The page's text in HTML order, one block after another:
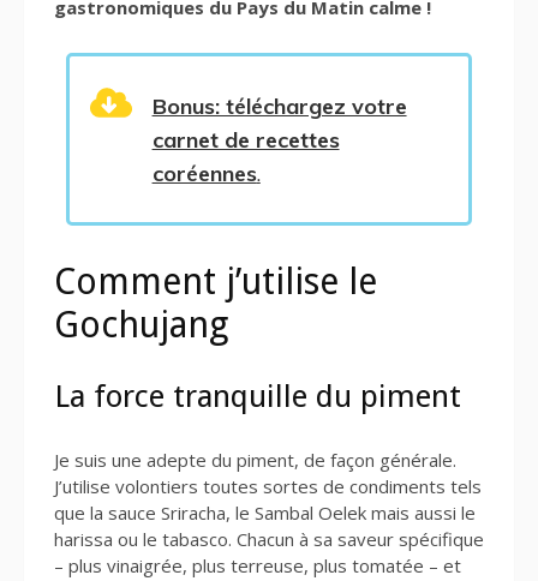
gastronomiques du Pays du Matin calme !
Bonus: téléchargez votre
carnet de recettes
coréennes.
Comment j’utilise le
Gochujang
La force tranquille du piment
Je suis une adepte du piment, de façon générale.
J’utilise volontiers toutes sortes de condiments tels
que la sauce Sriracha, le Sambal Oelek mais aussi le
harissa ou le tabasco. Chacun à sa saveur spécifique
– plus vinaigrée, plus terreuse, plus tomatée – et